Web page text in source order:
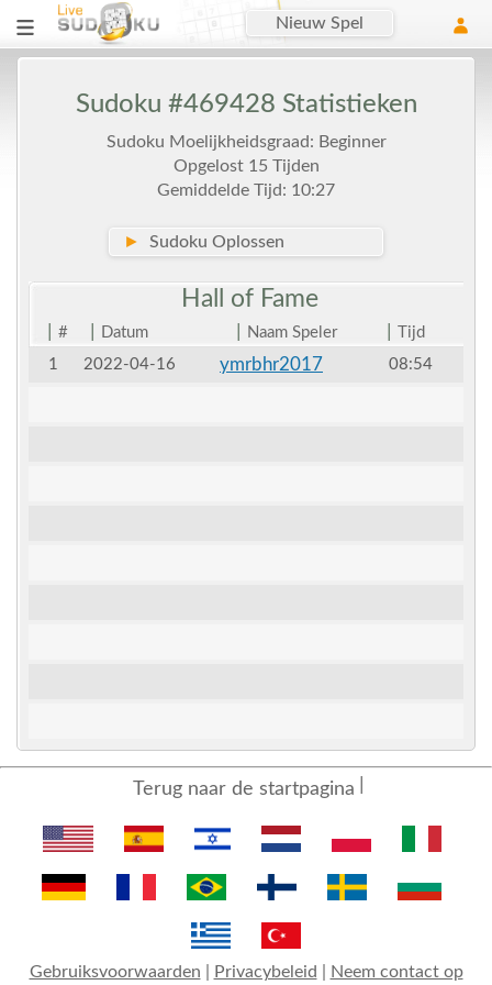
Nieuw Spel
Sudoku #469428 Statistieken
Sudoku Moelijkheidsgraad: Beginner
Opgelost 15 Tijden
Gemiddelde Tijd: 10:27
► Sudoku Oplossen
Hall of Fame
# Datum Naam Speler
Tijd
1
2022-04-16 ymrbhr2017 08:54
Terug naar de startpagina
Gebruiksvoorwaarden Privacybeleid Neem contact op